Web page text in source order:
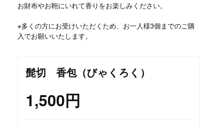
お財布やお鞄にいれて香りをお楽しみください。
※多くの方にお受けいただくため、お一人様3個までのご購
入でお願いいたします。
髭切 香包（びゃくろく）
1,500円